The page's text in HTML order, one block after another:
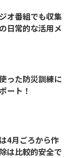
オ番組でも収集
日常的な活用メ
った防災訓練に
ート！
4月ごろから作
は比較的安全で